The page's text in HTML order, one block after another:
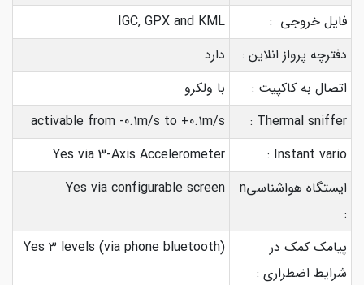
فایل خروجی :
IGC, GPX and KML
دفترچه پرواز انلاین :
دارد
اتصال به کاکپیت :
با ولکرو
Thermal sniffer :
activable from -0.1m/s to +0.1m/s
Instant vario :
Yes via 3-Axis Accelerometer
ایستگاه هواشناسیn
:
Yes via configurable screen
پیامک کمک در
شرایط اضطراری :
Yes 3 levels (via phone bluetooth)